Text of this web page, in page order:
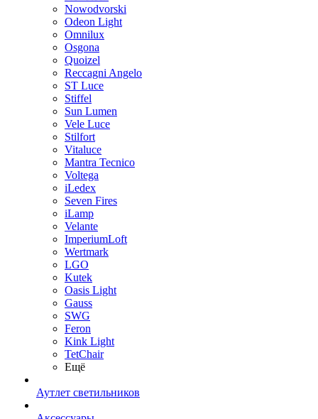
Nowodvorski
Odeon Light
Omnilux
Osgona
Quoizel
Reccagni Angelo
ST Luce
Stiffel
Sun Lumen
Vele Luce
Stilfort
Vitaluce
Mantra Tecnico
Voltega
iLedex
Seven Fires
iLamp
Velante
ImperiumLoft
Wertmark
LGO
Kutek
Oasis Light
Gauss
SWG
Feron
Kink Light
TetСhair
Ещё
Аутлет светильников